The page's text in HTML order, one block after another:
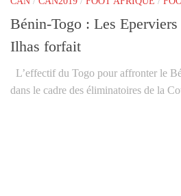
Bénin-Togo : Les
Ilhas forfait
L’effectif du Togo pour affronter le
dans le cadre des éliminatoires de la